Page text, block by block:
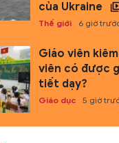
của Ukraine
Thế giới 6 giờ
Giáo viên
viên có được
tiết dạy?
Giáo dục 5 giờ